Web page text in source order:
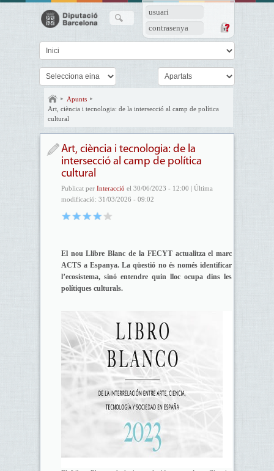
usuari
contrasenya
Apunts
Art, ciència i tecnologia: de la intersecció al camp de política
cultural
Art, ciència i tecnologia: de la
intersecció al camp de política
cultural
Publicat per Interacció el 30/06/2023 - 12:00 | Última
modificació: 31/03/2026 - 09:02
El nou Llibre Blanc de la FECYT actualitza el marc
ACTS a Espanya. La qüestió no és només identificar
l’ecosistema, sinó entendre quin lloc ocupa dins les
polítiques culturals.